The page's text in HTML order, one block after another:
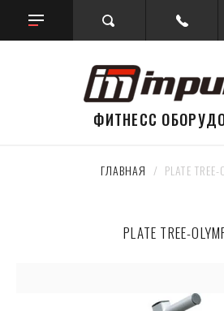
ФИТНЕСС
ГЛАВНАЯ
/  PLATE
PLATE TREE-